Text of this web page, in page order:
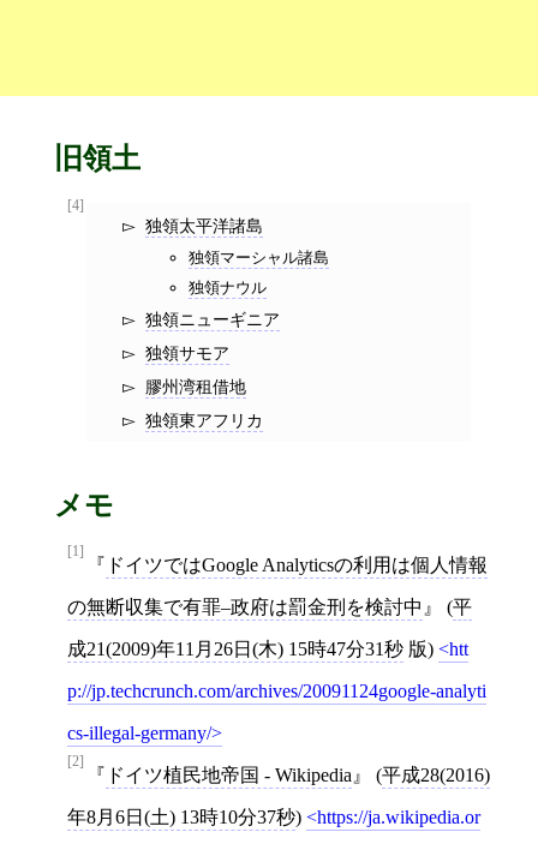
旧領土
[4]
独領太平洋諸島
独領マーシャル諸島
独領ナウル
独領ニューギニア
独領サモア
膠州湾租借地
独領東アフリカ
メモ
[1]
ドイツではGoogle Analyticsの利用は個人情報
の無断収集で有罪–政府は罰金刑を検討中 (平
成21(2009)年11月26日(木) 15時47分31秒 版) htt
p://jp.techcrunch.com/archives/20091124google-analyti
cs-illegal-germany/
[2]
ドイツ植民地帝国 - Wikipedia (平成28(2016)
年8月6日(土) 13時10分37秒) https://ja.wikipedia.or